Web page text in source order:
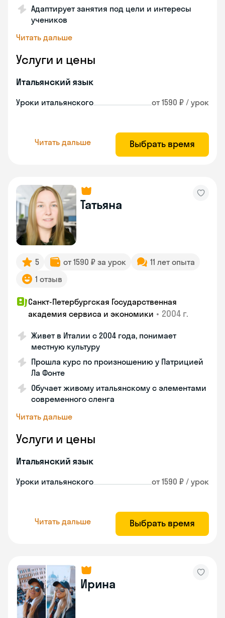
Адаптирует занятия под цели и интересы
учеников
Читать дальше
Услуги и цены
Итальянский язык
Уроки итальянского от 1590 ₽ / урок
Читать дальше Выбрать время
Татьяна
5 от 1590 ₽ за урок
11 лет опыта
1 отзыв
Санкт-Петербургская Государственная
академия сервиса и экономики • 2004 г.
Живет в Италии с 2004 года, понимает
местную культуру
Прошла курс по произношению у Патрицией
Ла Фонте
Обучает живому итальянскому с элементами
современного сленга
Читать дальше
Услуги и цены
Итальянский язык
Уроки итальянского от 1590 ₽ / урок
Читать дальше Выбрать время
Ирина